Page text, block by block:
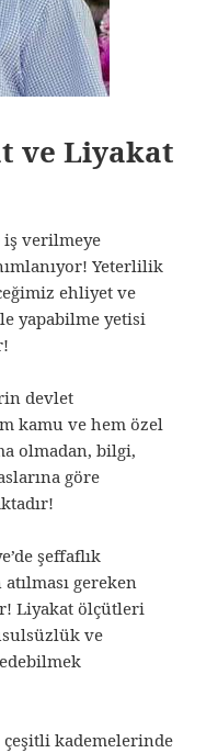
ve Liyakat
verilmeye
Yeterlilik
ehliyet ve
yapabilme yetisi
devlet
kamu ve hem özel
olmadan, bilgi,
göre
şeffaflık
gereken
Liyakat ölçütleri
ve
kademelerinde